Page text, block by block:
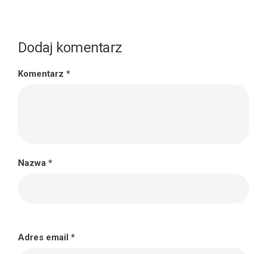
Dodaj komentarz
Komentarz *
Nazwa *
Adres email *